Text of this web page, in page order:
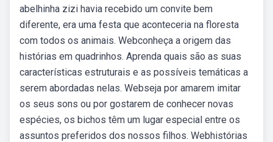
abelhinha zizi havia recebido um convite bem
diferente, era uma festa que aconteceria na floresta
com todos os animais. Webconheça a origem das
histórias em quadrinhos. Aprenda quais são as suas
características estruturais e as possíveis temáticas a
serem abordadas nelas. Webseja por amarem imitar
os seus sons ou por gostarem de conhecer novas
espécies, os bichos têm um lugar especial entre os
assuntos preferidos dos nossos filhos. Webhistórias